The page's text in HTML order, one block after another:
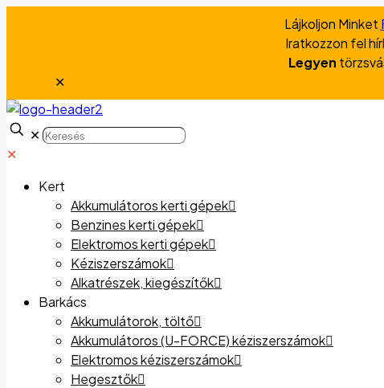
Lájkoljon Minket
Iratkozzon fel
Legyen
✕
✕
✕
Kert
Akkumulátoros kerti gépek
Benzines kerti gépek
Elektromos kerti gépek
Kéziszerszámok
Alkatrészek, kiegészítők
Barkács
Akkumulátorok, töltő
Akkumulátoros (U-FORCE) kéziszerszámok
Elektromos kéziszerszámok
Hegesztők